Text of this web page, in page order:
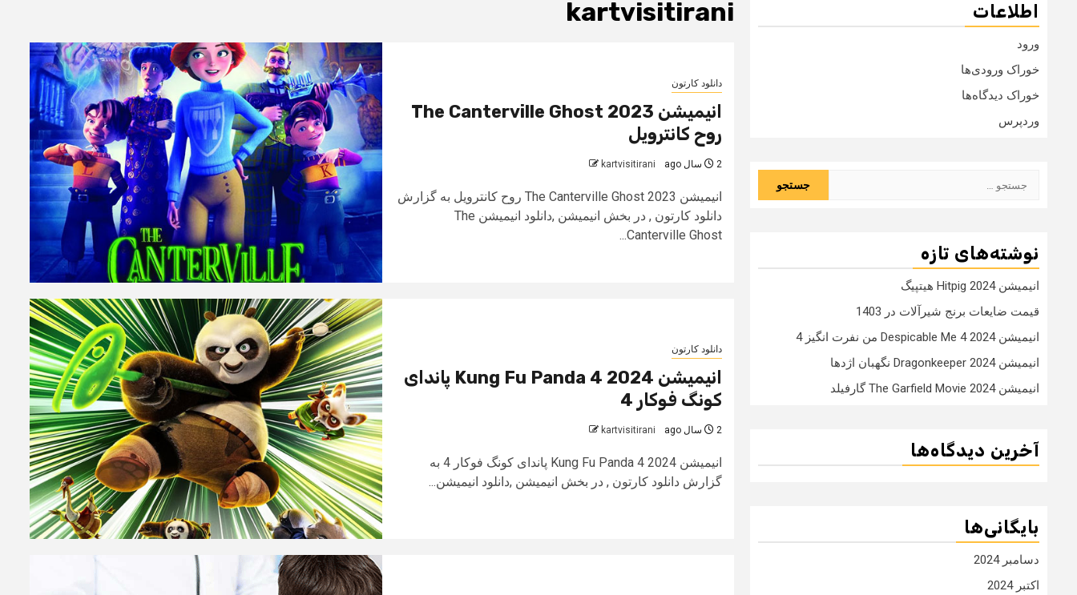
kartvisitirani
دانلود کارتون
انیمیشن The Canterville Ghost 2023
روح کانترویل
2 سال ago kartvisitirani
انیمیشن The Canterville Ghost 2023 روح کانترویل به گزارش
دانلود کارتون , در بخش انیمیشن ,دانلود انیمیشن The
Canterville Ghost...
دانلود کارتون
انیمیشن Kung Fu Panda 4 2024 پاندای
کونگ فوکار 4
2 سال ago kartvisitirani
انیمیشن Kung Fu Panda 4 2024 پاندای کونگ فوکار 4 به
گزارش دانلود کارتون , در بخش انیمیشن ,دانلود انیمیشن...
اطلاعات
ورود
خوراک ورودی‌ها
خوراک دیدگاه‌ها
وردپرس
نوشته‌های تازه
انیمیشن Hitpig 2024 هیتپیگ
قیمت ضایعات برنج شیرآلات در 1403
انیمیشن Despicable Me 4 2024 من نفرت انگیز 4
انیمیشن Dragonkeeper 2024 نگهبان اژدها
انیمیشن The Garfield Movie 2024 گارفیلد
آخرین دیدگاه‌ها
بایگانی‌ها
دسامبر 2024
اکتبر 2024